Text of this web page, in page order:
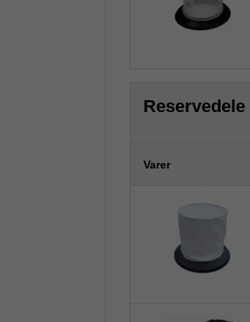
Reservedele
Varer